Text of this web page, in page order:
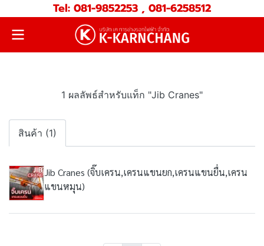
Tel: 081-9852253 , 081-6258512
1 ผลลัพธ์สำหรับแท็ก "Jib Cranes"
สินค้า (1)
Jib Cranes (จิ๊บเครน,เครนแขนยก,เครนแขนยื่น,เครน
แขนหมุน)